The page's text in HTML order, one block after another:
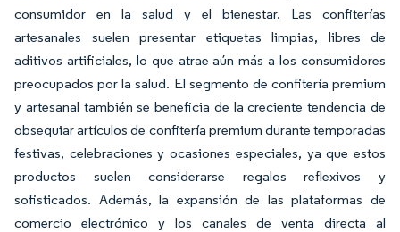
consumidor en la salud y el bienestar. Las confiterías
artesanales suelen presentar etiquetas limpias, libres de
aditivos artificiales, lo que atrae aún más a los consumidores
preocupados por la salud. El segmento de confitería premium
y artesanal también se beneficia de la creciente tendencia de
obsequiar artículos de confitería premium durante temporadas
festivas, celebraciones y ocasiones especiales, ya que estos
productos suelen considerarse regalos reflexivos y
sofisticados. Además, la expansión de las plataformas de
comercio electrónico y los canales de venta directa al